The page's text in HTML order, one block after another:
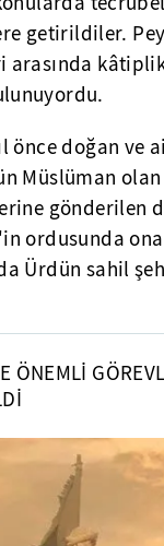
getirildiler.
arasında
önce doğan
Müslüman olan
gönderilen
ordusunda
Ürdün sahil
ÖNEMLİ